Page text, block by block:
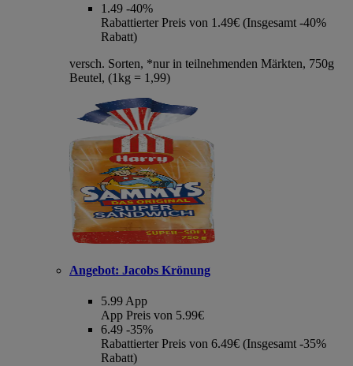
1.49 -40%
Rabattierter Preis von 1.49€ (Insgesamt -40%
Rabatt)
versch. Sorten, *nur in teilnehmenden Märkten, 750g
Beutel, (1kg = 1,99)
Angebot: Jacobs Krönung
5.99App
App Preis von 5.99€
6.49 -35%
Rabattierter Preis von 6.49€ (Insgesamt -35%
Rabatt)